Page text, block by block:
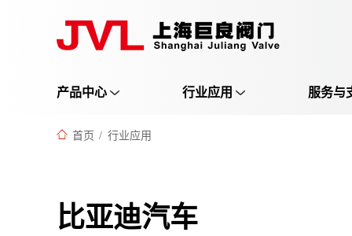
产品中心 行业应用 服务与
首页 / 行业应用
比亚迪汽车